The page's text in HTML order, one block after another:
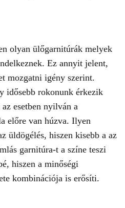
olyan ülőgarnitúrák melyek
Ez annyit jelent,
mozgatni igény szerint.
idősebb rokonunk érkezik
esetben nyilván a
előre van húzva. Ilyen
üldögélés, hiszen kisebb a az
garnitúra-t a színe teszi
hiszen a minőségi
kombinációja is erősíti.